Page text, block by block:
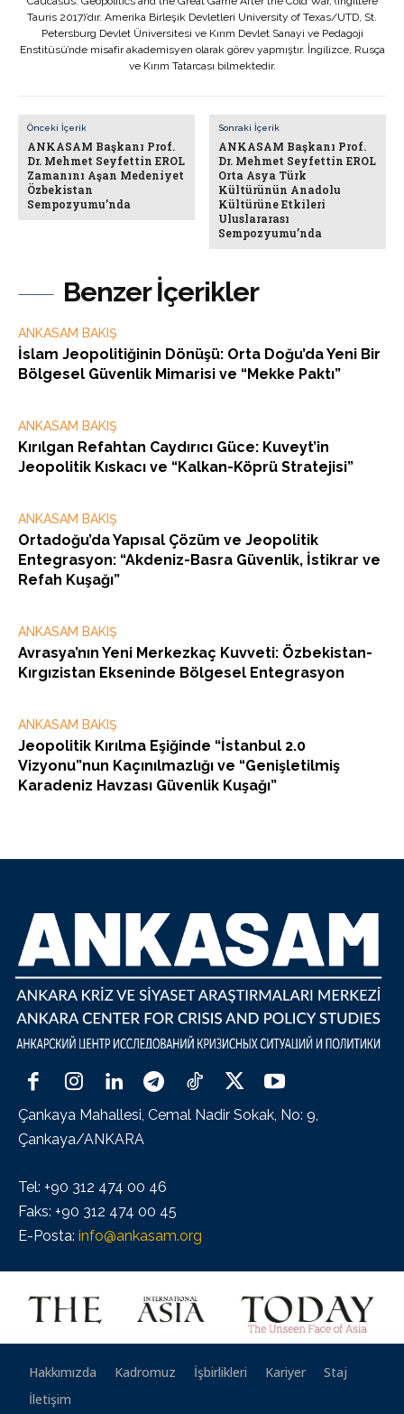
Benzer İçerikler
ANKASAM BAKIŞ
İslam Jeopolitiğinin Dönüşü: Orta Doğu’da Yeni Bir
Bölgesel Güvenlik Mimarisi ve “Mekke Paktı”
ANKASAM BAKIŞ
Kırılgan Refahtan Caydırıcı Güce: Kuveyt’in
Jeopolitik Kıskacı ve “Kalkan-Köprü Stratejisi”
ANKASAM BAKIŞ
Ortadoğu’da Yapısal Çözüm ve Jeopolitik
Entegrasyon: “Akdeniz-Basra Güvenlik, İstikrar ve
Refah Kuşağı”
ANKASAM BAKIŞ
Avrasya’nın Yeni Merkezkaç Kuvveti: Özbekistan-
Kırgızistan Ekseninde Bölgesel Entegrasyon
ANKASAM BAKIŞ
Jeopolitik Kırılma Eşiğinde “İstanbul 2.0
Vizyonu”nun Kaçınılmazlığı ve “Genişletilmiş
Karadeniz Havzası Güvenlik Kuşağı”
Tauris 2017)’dır. Amerika Birleşik Devletleri University of Texas/UTD, St.
Petersburg Devlet Üniversitesi ve Kırım Devlet Sanayi ve Pedagoji
Enstitüsü’nde misafir akademisyen olarak görev yapmıştır. İngilizce, Rusça
ve Kırım Tatarcası bilmektedir.
Önceki İçerik
ANKASAM Başkanı Prof.
Dr. Mehmet Seyfettin EROL
Zamanını Aşan Medeniyet
Özbekistan
Sempozyumu’nda
Sonraki İçerik
ANKASAM Başkanı Prof.
Dr. Mehmet Seyfettin EROL
Orta Asya Türk
Kültürünün Anadolu
Kültürüne Etkileri
Uluslararası
Sempozyumu’nda
Çankaya Mahallesi, Cemal Nadir Sokak, No: 9,
Çankaya/ANKARA
Tel: +90 312 474 00 46
Faks: +90 312 474 00 45
E-Posta: info@ankasam.org
Hakkımızda Kadromuz İşbirlikleri Kariyer
Staj
İletişim